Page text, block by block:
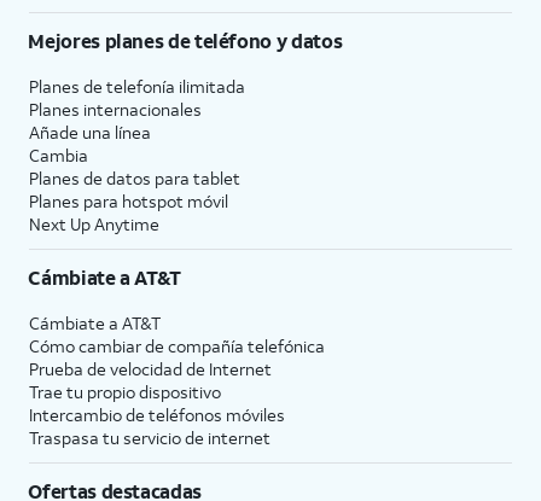
Mejores planes de teléfono y datos
Planes de telefonía ilimitada
Planes internacionales
Añade una línea
Cambia
Planes de datos para tablet
Planes para hotspot móvil
Next Up Anytime
Cámbiate aAT&T
Cámbiate a AT&T
Cómo cambiar de compañía telefónica
Prueba de velocidad de Internet
Trae tu propio dispositivo
Intercambio de teléfonos móviles
Traspasa tu servicio de internet
Ofertas destacadas